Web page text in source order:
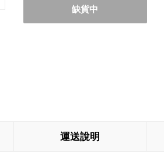
缺貨中
運送說明